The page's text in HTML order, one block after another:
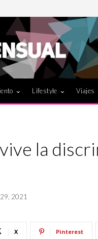
Lifestyle Viajes
la
2021
X Pinterest